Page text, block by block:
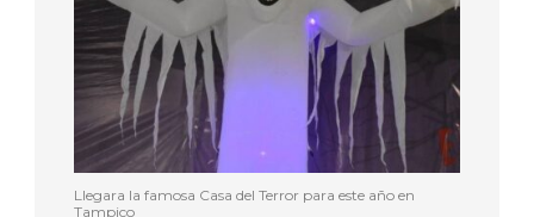
Llegara la famosa Casa del Terror para este año en
Tampico